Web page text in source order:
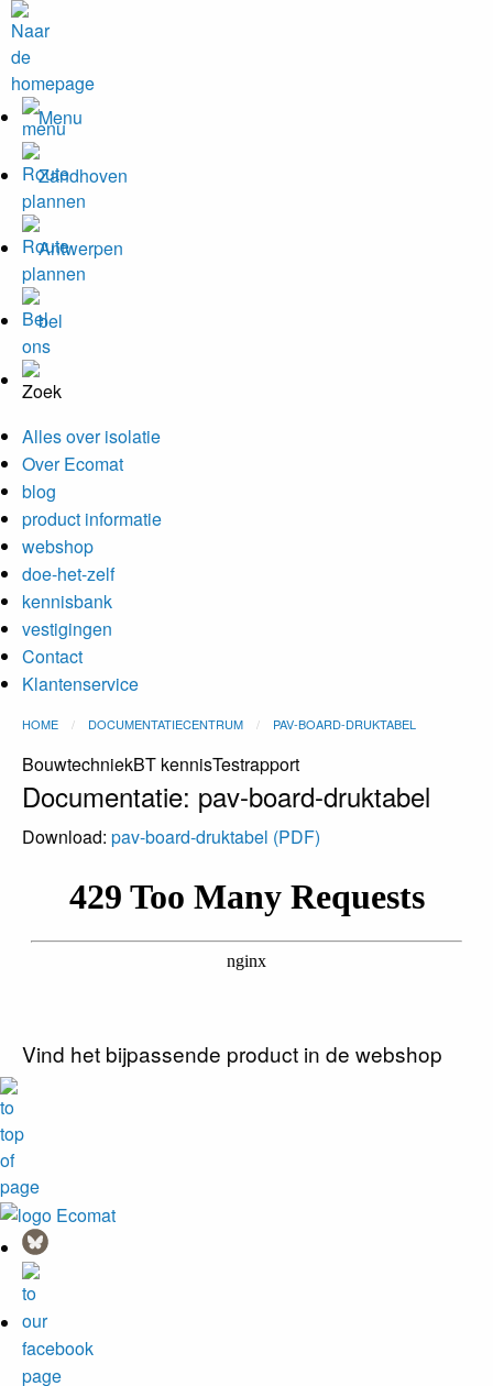
Menu
Zandhoven
Antwerpen
bel
Alles over isolatie
Over Ecomat
blog
product informatie
webshop
doe-het-zelf
kennisbank
vestigingen
Contact
Klantenservice
HOME DOCUMENTATIECENTRUM PAV-BOARD-DRUKTABEL
BouwtechniekBT kennisTestrapport
Documentatie: pav-board-druktabel
Download: pav-board-druktabel (PDF)
Vind het bijpassende product in de webshop